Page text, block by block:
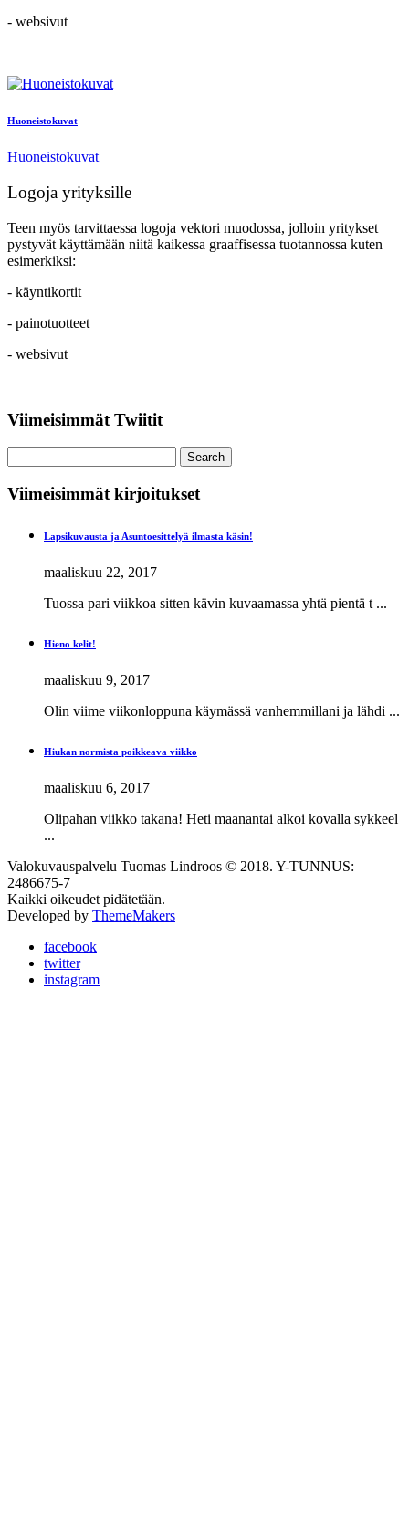
- websivut
Huoneistokuvat
Huoneistokuvat
Logoja yrityksille
Teen myös tarvittaessa logoja vektori muodossa, jolloin yritykset
pystyvät käyttämään niitä kaikessa graaffisessa tuotannossa kuten
esimerkiksi:
- käyntikortit
- painotuotteet
- websivut
Viimeisimmät Twiitit
Search
Viimeisimmät kirjoitukset
Lapsikuvausta ja Asuntoesittelyä ilmasta käsin!
maaliskuu 22, 2017
Tuossa pari viikkoa sitten kävin kuvaamassa yhtä pientä t ...
Hieno kelit!
maaliskuu 9, 2017
Olin viime viikonloppuna käymässä vanhemmillani ja lähdi ...
Hiukan normista poikkeava viikko
maaliskuu 6, 2017
Olipahan viikko takana! Heti maanantai alkoi kovalla sykkeel
...
Valokuvauspalvelu Tuomas Lindroos © 2018. Y-TUNNUS:
2486675-7
Kaikki oikeudet pidätetään.
Developed by ThemeMakers
facebook
twitter
instagram